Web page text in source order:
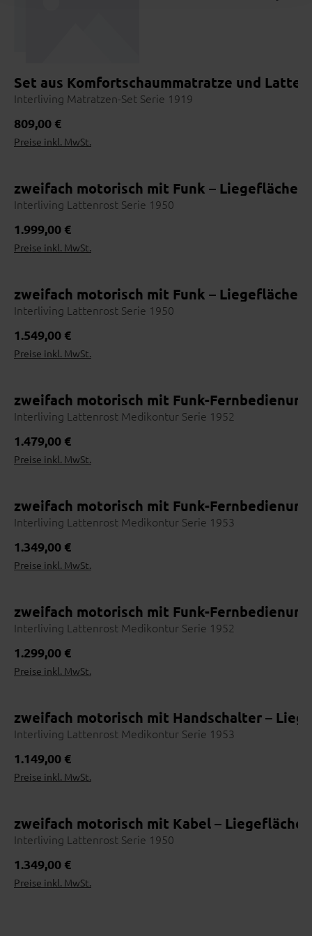
Set aus Komfortschaummatratze und
Interliving Matratzen-Set Serie 1919
Regulärer Preis:
809,00 €
Preise inkl. MwSt.
zweifach motorisch mit Funk – Liegefläche
Interliving Lattenrost Serie 1950
Regulärer Preis:
1.999,00 €
Preise inkl. MwSt.
zweifach motorisch mit Funk – Liegefläche
Interliving Lattenrost Serie 1950
Regulärer Preis:
1.549,00 €
Preise inkl. MwSt.
zweifach motorisch mit Funk-
Interliving Lattenrost Medikontur Serie 1952
Regulärer Preis:
1.479,00 €
Preise inkl. MwSt.
zweifach motorisch mit Funk-
Interliving Lattenrost Medikontur Serie 1953
Regulärer Preis:
1.349,00 €
Preise inkl. MwSt.
zweifach motorisch mit Funk-
Interliving Lattenrost Medikontur Serie 1952
Regulärer Preis:
1.299,00 €
Preise inkl. MwSt.
zweifach motorisch mit Handschalter –
Interliving Lattenrost Medikontur Serie 1953
Regulärer Preis:
1.149,00 €
Preise inkl. MwSt.
zweifach motorisch mit Kabel – Liegefläche
Interliving Lattenrost Serie 1950
Regulärer Preis:
1.349,00 €
Preise inkl. MwSt.